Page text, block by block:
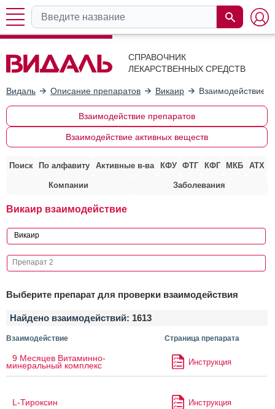
СПРАВОЧНИК
ЛЕКАРСТВЕННЫХ СРЕДСТВ
Видаль Описание препаратов Викаир Взаимодействие
Взаимодействие препаратов
Взаимодействие активных веществ
Поиск По алфавиту Активные в-ва КФУ ФТГ КФГ МКБ АТХ
Компании Заболевания
Викаир взаимодействие
Выберите препарат для проверки взаимодействия
Найдено взаимодействий: 1613
Взаимодействие Страница препарата
9 Месяцев Витаминно-
минеральный комплекс Инструкция
L-Тироксин Инструкция